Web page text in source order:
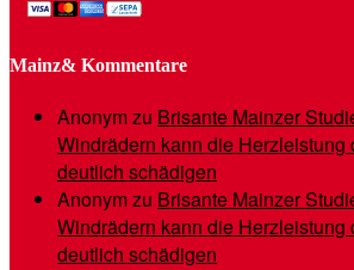
Mainz& Kommentare
Anonymzu Brisante Mainzer
Windrädern kann die Herzleistung
deutlich schädigen
Anonymzu Brisante Mainzer
Windrädern kann die Herzleistung
deutlich schädigen